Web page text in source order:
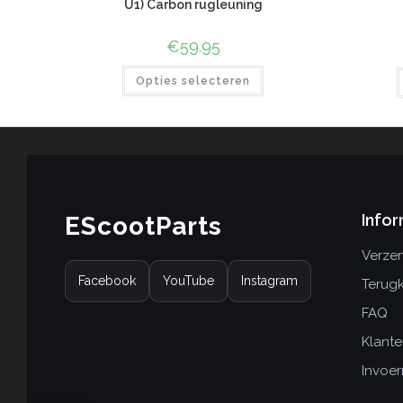
U1) Carbon rugleuning
€59.95
Opties selecteren
EScootParts
Facebook YouTube Instagram
FAQ